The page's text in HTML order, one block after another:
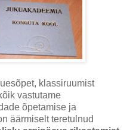
klassiruumist
vastutame
õpetamise ja
äärmiselt teretulnud